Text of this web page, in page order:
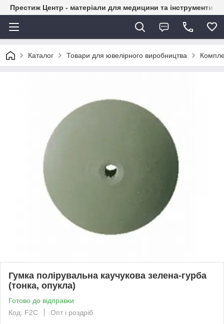
Престиж Центр - матеріали для медицини та інструменти
Каталог Товари для ювелірного виробництва
Гумка полірувальна каучукова зелена-гурба
(тонка, опукла)
Готово до відправки
Код: F2С
Опт і роздріб